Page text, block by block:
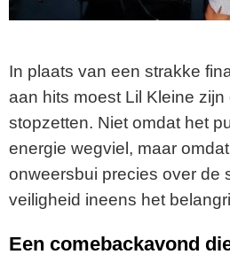
In plaats van een strakke
aan hits moest Lil Kleine
stopzetten. Niet omdat het
energie wegviel, maar
onweersbui precies over de
veiligheid ineens het
Een comebackavond